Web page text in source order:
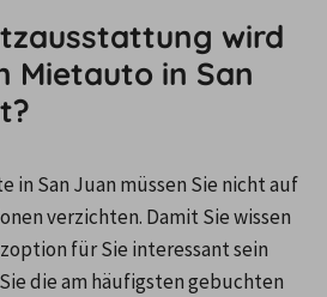
wird
Mietauto in San
in San Juan müssen Sie nicht auf
verzichten. Damit Sie wissen
für Sie interessant sein
die am häufigsten gebuchten